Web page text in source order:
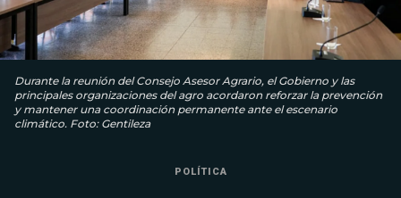
Durante la reunión del Consejo Asesor Agrario, el Gobierno y las
principales organizaciones del agro acordaron reforzar la prevención
y mantener una coordinación permanente ante el escenario
climático. Foto: Gentileza
POLÍTICA